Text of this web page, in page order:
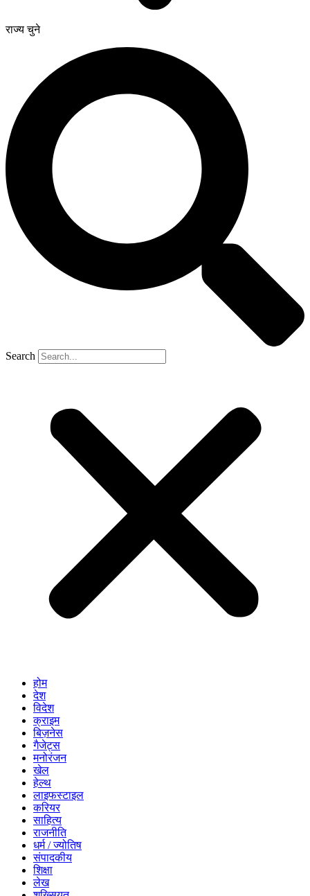
राज्य चुने
Search
होम
देश
विदेश
क्राइम
बिज़नेस
गैजेट्स
मनोरंजन
खेल
हेल्थ
लाइफस्टाइल
करियर
साहित्य
राजनीति
धर्म / ज्योतिष
संपादकीय
शिक्षा
लेख